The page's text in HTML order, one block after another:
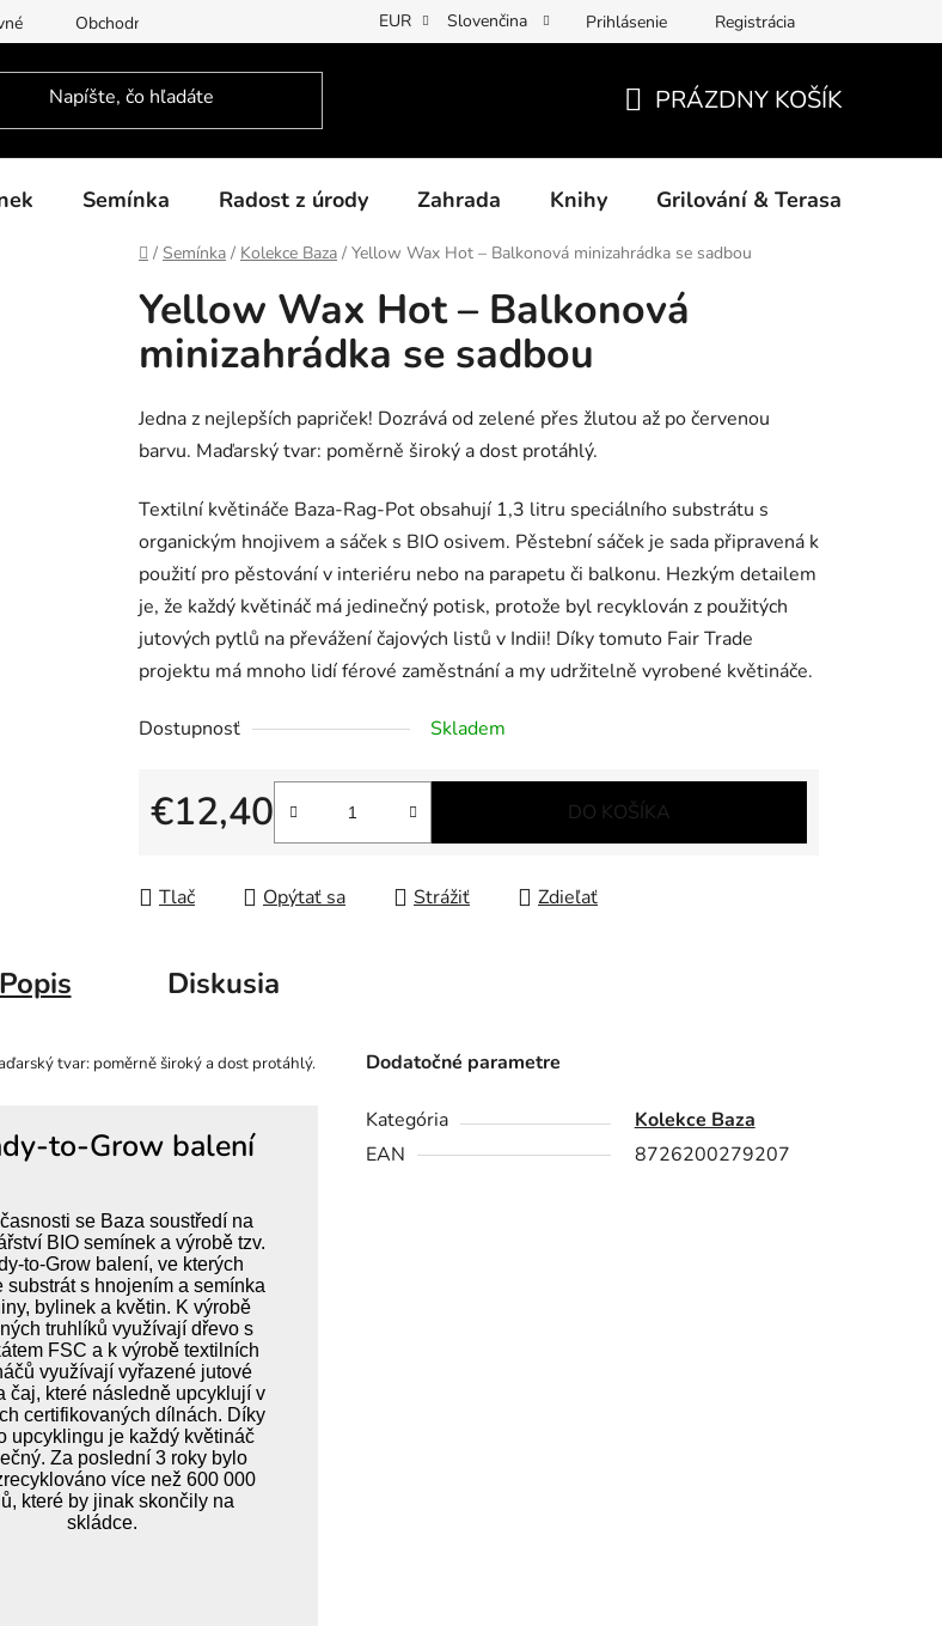
Obchodní podmínky Podmínky ochrany osobních údajů Povinné informace a odkazy ÚKZÚZ
EUR Slovenčina Prihlásenie Registrácia
KOŠÍK
PRÁZDNY KOŠÍK
Semínka Radost z úrody Zahrada Knihy Grilování & Terasa
Domov
/ Semínka / Kolekce Baza / Yellow Wax Hot – Balkonová minizahrádka se sadbou
Yellow Wax Hot – Balkonová
minizahrádka se sadbou
Jedna z nejlepších papriček! Dozrává od zelené přes žlutou až po červenou
barvu. Maďarský tvar: poměrně široký a dost protáhlý.
Textilní květináče Baza-Rag-Pot obsahují 1,3 litru speciálního substrátu s
organickým hnojivem a sáček s BIO osivem. Pěstební sáček je sada připravená k
použití pro pěstování v interiéru nebo na parapetu či balkonu. Hezkým detailem
je, že každý květináč má jedinečný potisk, protože byl recyklován z použitých
jutových pytlů na převážení čajových listů v Indii! Díky tomuto Fair Trade
projektu má mnoho lidí férové zaměstnání a my udržitelně vyrobené květináče.
Dostupnosť Skladem
€12,40
Jednotková cena:
DO KOŠÍKA
Tlač Opýtať sa Strážiť Zdieľať
Popis Diskusia
tvar: poměrně široký a dost protáhlý.
to-Grow balení
se Baza soustředí na
BIO semínek a výrobě tzv.
to-Grow balení, ve kterých
substrát s hnojením a semínka
bylinek a květin. K výrobě
truhlíků využívají dřevo s
FSC a k výrobě textilních
využívají vyřazené jutové
čaj, které následně upcyklují v
certifikovaných dílnách. Díky
upcyklingu je každý květináč
Za poslední 3 roky bylo
více než 600 000
které by jinak skončily na
skládce.
Dodatočné parametre
Kategória
Kolekce Baza
EAN
8726200279207